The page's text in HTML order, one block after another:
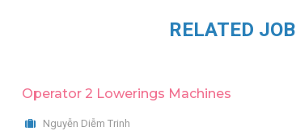
RELATED JOB
Operator 2 Lowerings Machines
Nguyễn Diễm Trinh